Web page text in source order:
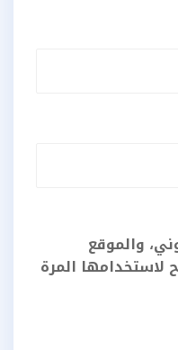
والموقع
لاستخدامها المرة